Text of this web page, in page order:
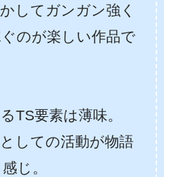
してガンガン強く
のが楽しい作品で
TS要素は薄味。
しての活動が物語
じ。